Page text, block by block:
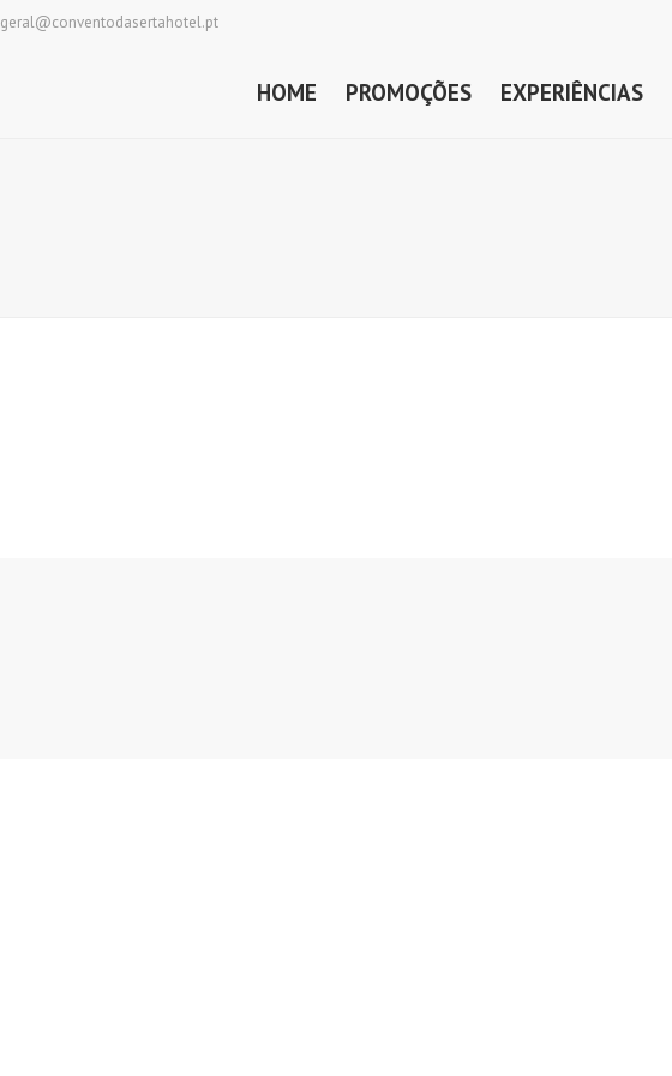
geral@conventodasertahotel.pt
HOME PROMOÇÕES EXPERIÊNCIAS